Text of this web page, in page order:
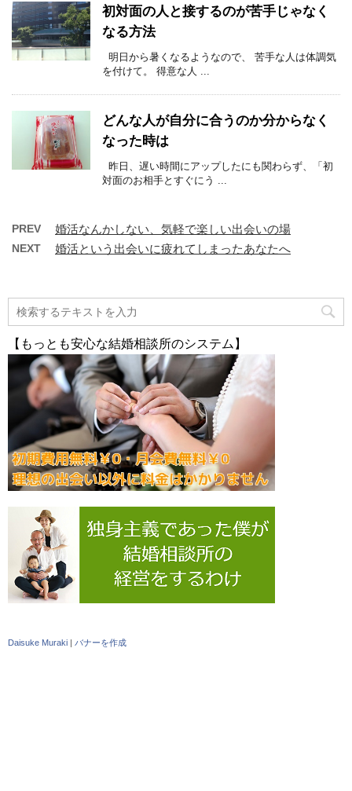
初対面の人と接するのが苦手じゃなく
なる方法
明日から暑くなるようなので、 苦手な人は体調気
を付けて。 得意な人 ...
どんな人が自分に合うのか分からなく
なった時は
昨日、遅い時間にアップしたにも関わらず、「初
対面のお相手とすぐにう ...
PREV 婚活なんかしない、気軽で楽しい出会いの場
NEXT 婚活という出会いに疲れてしまったあなたへ
【もっとも安心な結婚相談所のシステム】
Daisuke Muraki | バナーを作成